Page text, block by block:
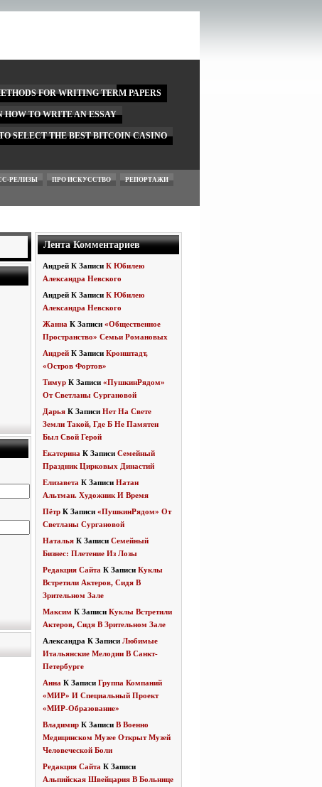
FOR WRITING TERM PAPERS
HOW TO WRITE AN ESSAY
SELECT THE BEST BITCOIN CASINO
РЕЛИЗЫ ПРО ИСКУССТВО РЕПОРТАЖИ
Лента Комментариев
АндрейК Записи К Юбилею
Александра Невского
АндрейК Записи К Юбилею
Александра Невского
Жанна К Записи «Общественное
Пространство» Семьи Романовых
АндрейК Записи Кронштадт,
«Остров Фортов»
ТимурК Записи «ПушкинРядом»
От Светланы Сургановой
ДарьяК Записи Нет На Свете
Земли Такой, Где Б Не Памятен
Был Свой Герой
Екатерина К Записи Семейный
Праздник Цирковых Династий
Елизавета К Записи Натан
Альтман. Художник И Время
ПётрК Записи «ПушкинРядом» От
Светланы Сургановой
НатальяК Записи Семейный
Бизнес: Плетение Из Лозы
Редакция Сайта К Записи Куклы
Встретили Актеров, Сидя В
Зрительном Зале
Максим К Записи Куклы Встретили
Актеров, Сидя В Зрительном Зале
Александра К Записи Любимые
Итальянские Мелодии В Санкт-
Петербурге
Анна К Записи Группа Компаний
«МИР» И Специальный Проект
«МИР-Образование»
ВладимирК Записи В Военно
Медицинском Музее Открыт Музей
Человеческой Боли
Редакция Сайта К Записи
Альпийская Швейцария В Больнице